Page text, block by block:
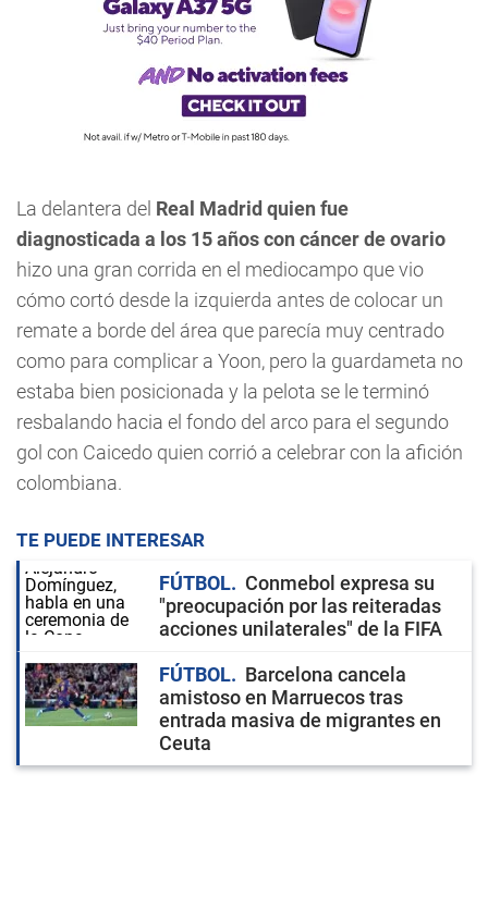
La delantera del Real Madrid quien fue
diagnosticada a los 15 años con cáncer de ovario
hizo una gran corrida en el mediocampo que vio
cómo cortó desde la izquierda antes de colocar un
remate a borde del área que parecía muy centrado
como para complicar a Yoon, pero la guardameta no
estaba bien posicionada y la pelota se le terminó
resbalando hacia el fondo del arco para el segundo
gol con Caicedo quien corrió a celebrar con la afición
colombiana.
TE PUEDE INTERESAR
FÚTBOL
Conmebol expresa su
"preocupación por las reiteradas
acciones unilaterales" de la FIFA
FÚTBOL
Barcelona cancela
amistoso en Marruecos tras
entrada masiva de migrantes en
Ceuta